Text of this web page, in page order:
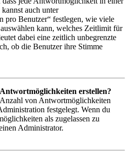
auch unter
pro Benutzer“ festlegen, wie viele
kann, welches Zeitlimit für
dabei eine zeitlich unbegrenzte
ob die Benutzer ihre Stimme
erstellen?
von Antwortmöglichkeiten
festgelegt. Wenn du
als zugelassen zu
Administrator.